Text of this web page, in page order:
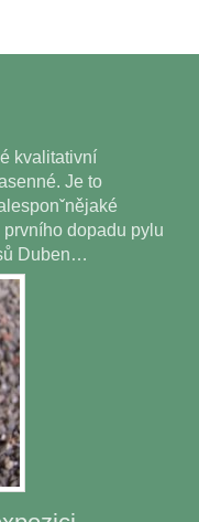
kvalitativní
Je to
dopadu pylu
Duben…